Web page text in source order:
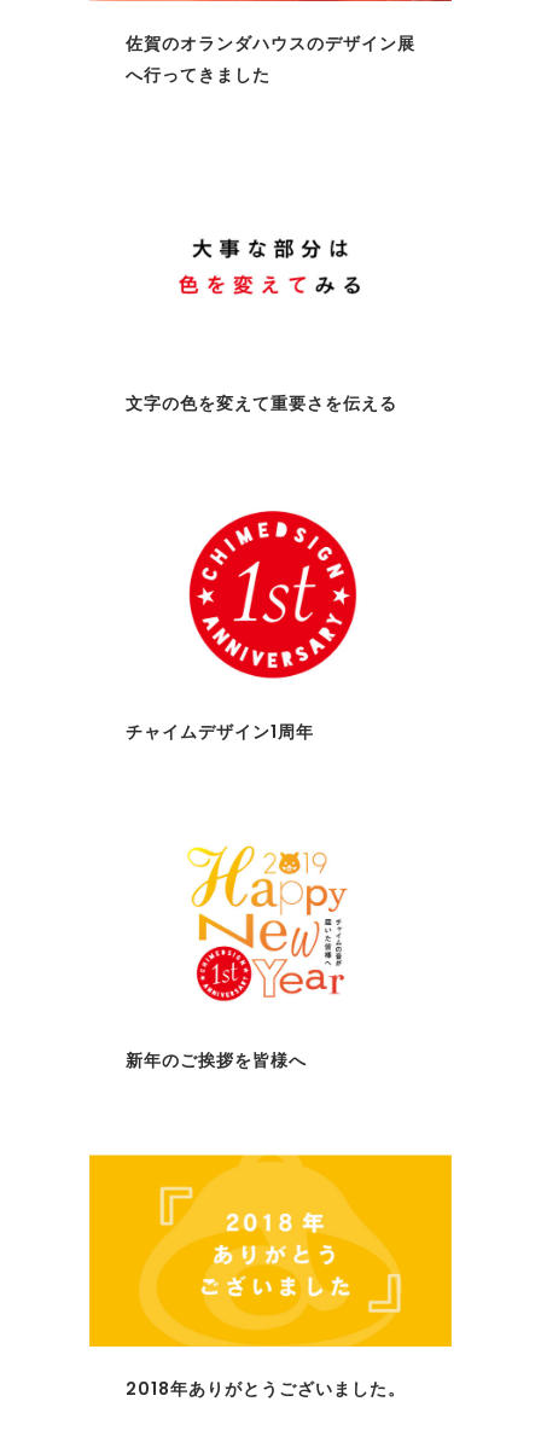
佐賀のオランダハウスのデザイン展
へ行ってきました
文字の色を変えて重要さを伝える
チャイムデザイン1周年
新年のご挨拶を皆様へ
2018年ありがとうございました。